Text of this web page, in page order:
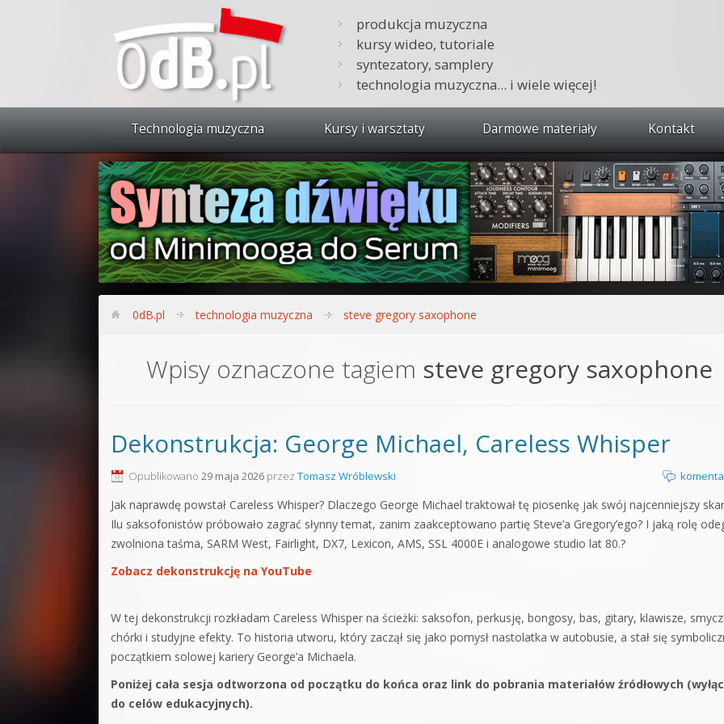
produkcja muzyczna
kursy wideo, tutoriale
syntezatory, samplery
technologia muzyczna... i wiele więcej!
Technologia muzyczna Kursy i warsztaty
Zobacz wszystkie kursy i warsztaty
Synteza dźwięku 🔥
Produkcja muzyczna w praktyce
Bitwig Studio od podstaw
Sound Forge od podstaw
Kontakt 5 Kompendium
Pakiety
Darmowe materiały Kontakt
0dB.pl technologia muzyczna steve gregory saxophone
Wpisy oznaczone tagiem steve gregory saxophone
Dekonstrukcja: George Michael, Careless Whisper
Opublikowano 29 maja 2026 przez Tomasz Wróblewski
Jak naprawdę powstał Careless Whisper? Dlaczego George Michael traktował tę piosenkę jak swój najcenniejszy
Ilu saksofonistów próbowało zagrać słynny temat, zanim zaakceptowano partię Steve’a Gregory’ego? I jaką rolę
zwolniona taśma, SARM West, Fairlight, DX7, Lexicon, AMS, SSL 4000E i analogowe studio lat 80.?
Zobacz dekonstrukcję na YouTube
W tej dekonstrukcji rozkładam Careless Whisper na ścieżki: saksofon, perkusję, bongosy, bas, gitary, klawisze,
chórki i studyjne efekty. To historia utworu, który zaczął się jako pomysł nastolatka w autobusie, a stał się
początkiem solowej kariery George’a Michaela.
Poniżej cała sesja odtworzona od początku do końca oraz link do pobrania materiałów źródłowych
do celów edukacyjnych).